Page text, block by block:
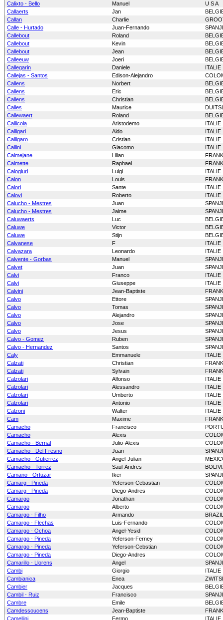
Calixto - Bello
Manuel
U S A
Callaerts
Jan
Callan
Charlie
Calle - Hurtado
Juan-Fernando
Callebout
Roland
Callebout
Kevin
Callebout
Jean
Calleeuw
Joeri
Callegarin
Daniele
ITALIE
Callejas - Santos
Edison-Alejandro
Callens
Norbert
Callens
Eric
Callens
Christian
Calles
Maurice
Callewaert
Roland
Callicola
Aristodemo
ITALIE
Calligari
Aldo
ITALIE
Calligaro
Cristian
ITALIE
Callini
Giacomo
ITALIE
Calmejane
Lilian
Calmette
Raphael
Calogiuri
Luigi
ITALIE
Calon
Louis
Calori
Sante
ITALIE
Calovi
Roberto
ITALIE
Calucho - Mestres
Juan
Calucho - Mestres
Jaime
Caluwaerts
Luc
Caluwe
Victor
Caluwe
Stijn
Calvanese
F
ITALIE
Calvazara
Leonardo
ITALIE
Calvente - Gorbas
Manuel
Calvet
Juan
Calvi
Franco
ITALIE
Calvi
Giuseppe
ITALIE
Calvini
Jean-Baptiste
Calvo
Ettore
Calvo
Tomas
Calvo
Alejandro
Calvo
Jose
Calvo
Jesus
Calvo - Gomez
Ruben
Calvo - Hernandez
Santos
Caly
Emmanuele
ITALIE
Calzati
Christian
Calzati
Sylvain
Calzolari
Alfonso
ITALIE
Calzolari
Alessandro
ITALIE
Calzolari
Umberto
ITALIE
Calzolari
Antonio
ITALIE
Calzoni
Walter
ITALIE
Cam
Maxime
Camacho
Francisco
Camacho
Alexis
Camacho - Bernal
Julio-Alexis
Camacho - Del Fresno
Juan
Camacho - Gutierrez
Angel-Julian
Camacho - Torrez
Saul-Andres
Camano - Ortuzar
Iker
Camarg - Pineda
Yeferson-Cebastian
Camarg - Pineda
Diego-Andres
Camargo
Jonathan
Camargo
Alberto
Camargo - Filho
Armando
Camargo - Flechas
Luis-Fernando
Camargo - Ochoa
Angel-Yesid
Camargo - Pineda
Yeferson-Ferney
Camargo - Pineda
Yeferson-Cebstian
Camargo - Pineda
Diego-Andres
Camarillo - Llorens
Angel
Cambi
Giorgio
ITALIE
Cambianica
Enea
Cambier
Jacques
Cambil - Ruiz
Francisco
Cambre
Emile
Camdessoucens
Jean-Baptiste
Camellini
Fermo ITALIE